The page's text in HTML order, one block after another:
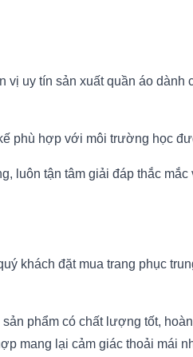
uy tín sản xuất quần áo
phù hợp với môi trường học
luôn tận tâm giải đáp thắc mắc
khách đặt mua trang phục
phẩm có chất lượng tốt,
mang lại cảm giác thoải mái